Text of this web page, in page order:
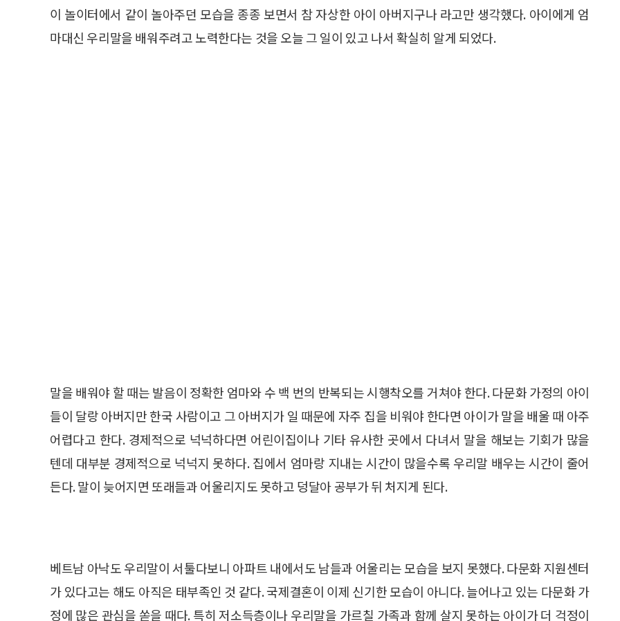
이 놀이터에서 같이 놀아주던 모습을 종종 보면서 참 자상한 아이 아버지구나 라고만 생각했다. 아이에게 엄
마대신 우리말을 배워주려고 노력한다는 것을 오늘 그 일이 있고 나서 확실히 알게 되었다.
말을 배워야 할 때는 발음이 정확한 엄마와 수 백 번의 반복되는 시행착오를 거쳐야 한다. 다문화 가정의 아이
들이 달랑 아버지만 한국 사람이고 그 아버지가 일 때문에 자주 집을 비워야 한다면 아이가 말을 배울 때 아주
어렵다고 한다. 경제적으로 넉넉하다면 어린이집이나 기타 유사한 곳에서 다녀서 말을 해보는 기회가 많을
텐데 대부분 경제적으로 넉넉지 못하다. 집에서 엄마랑 지내는 시간이 많을수록 우리말 배우는 시간이 줄어
든다. 말이 늦어지면 또래들과 어울리지도 못하고 덩달아 공부가 뒤 처지게 된다.
베트남 아낙도 우리말이 서툴다보니 아파트 내에서도 남들과 어울리는 모습을 보지 못했다. 다문화 지원센터
가 있다고는 해도 아직은 태부족인 것 같다. 국제결혼이 이제 신기한 모습이 아니다. 늘어나고 있는 다문화 가
정에 많은 관심을 쏟을 때다. 특히 저소득층이나 우리말을 가르칠 가족과 함께 살지 못하는 아이가 더 걱정이